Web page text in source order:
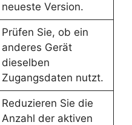
neueste Version.
Prüfen Sie, ob ein
anderes Gerät
dieselben
Zugangsdaten nutzt.
Reduzieren Sie die
Anzahl der aktiven